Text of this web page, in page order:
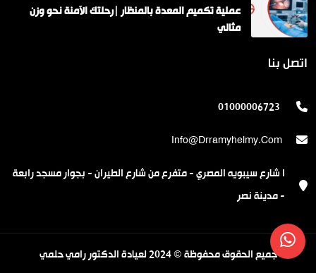
عملية تكميم المعدة بالمنظار |رحلتك الآمنة نحو وزن
مثالي
اتصل بنا
01000006723
Info@drramyhelmy.com
ا شارع سيبويه المصري - متفرع من شارع الطيران - بجوار مسجد رابعة
- مدينة نصر
جميع الحقوق محفوظة © 2024 لعيادة الدكتور رامي حلمي